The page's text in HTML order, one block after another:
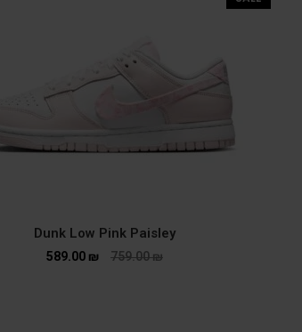
Dunk Low Pink Paisley
759.00₪
589.00 ₪